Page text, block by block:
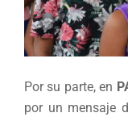
Por su parte, en
por un mensaje